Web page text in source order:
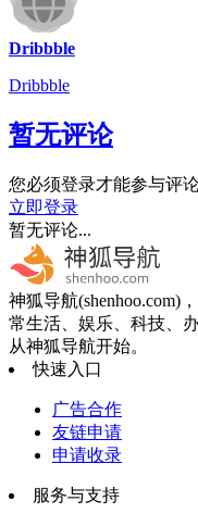
Dribbble
Dribbble
暂无评论
您必须登录才能参与评论
立即登录
暂无评论...
神狐导航(shenhoo.com)
常生活、娱乐、科技、
从神狐导航开始。
快速入口
广告合作
友链申请
申请收录
服务与支持